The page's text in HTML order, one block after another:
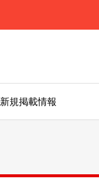
新規掲載情報